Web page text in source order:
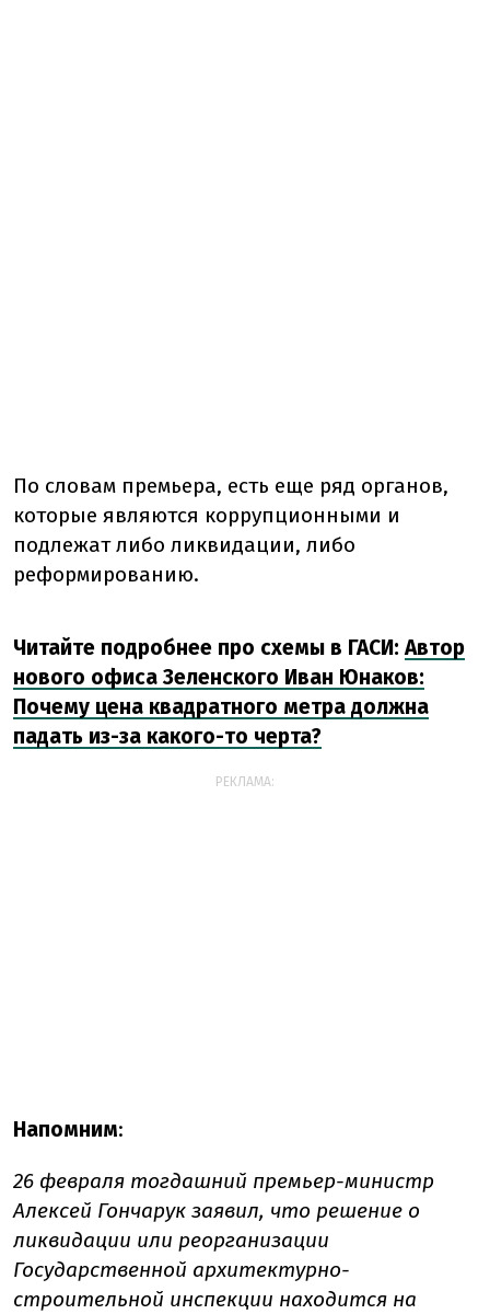
По словам премьера, есть еще ряд органов,
которые являются коррупционными и
подлежат либо ликвидации, либо
реформированию.
Читайте подробнее про схемы в ГАСИ:Автор
нового офиса Зеленского Иван Юнаков:
Почему цена квадратного метра должна
падать из-за какого-то черта?
РЕКЛАМА:
Напомним:
26 февраля тогдашний премьер-министр
Алексей Гончарук заявил, что решение о
ликвидации или реорганизации
Государственной архитектурно-
строительной инспекции находится на